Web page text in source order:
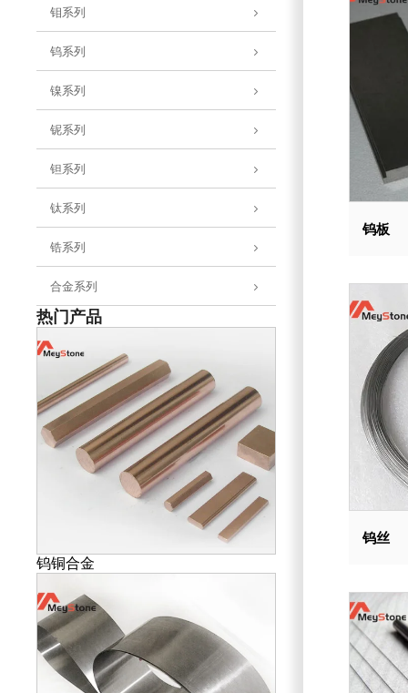
钼系列
钨系列
镍系列
铌系列
钽系列
钛系列
锆系列
合金系列
热门产品
钨铜合金
钨板
钨丝